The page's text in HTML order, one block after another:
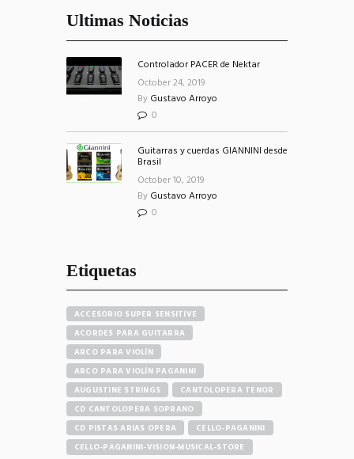
Ultimas Noticias
Controlador PACER de Nektar
October 24, 2019
By Gustavo Arroyo
0
Guitarras y cuerdas GIANNINI desde
Brasil
October 10, 2019
By Gustavo Arroyo
0
Etiquetas
ACCESORIO SUPER SENSITIVE
ACORDES PARA GUITARRA
ARCO PARA VIOLÍN
ARCO PARA VIOLÍN PAGANINI
AUGUSTINE STRINGS
CANTOLOPERA TENOR
CD CANTOLOPERA SOPRANO
CD PISTAS ARIAS OPERA
CELLO-PAGANINI
CELLO-PAGANINI-VISION-MUSICAL-STORE